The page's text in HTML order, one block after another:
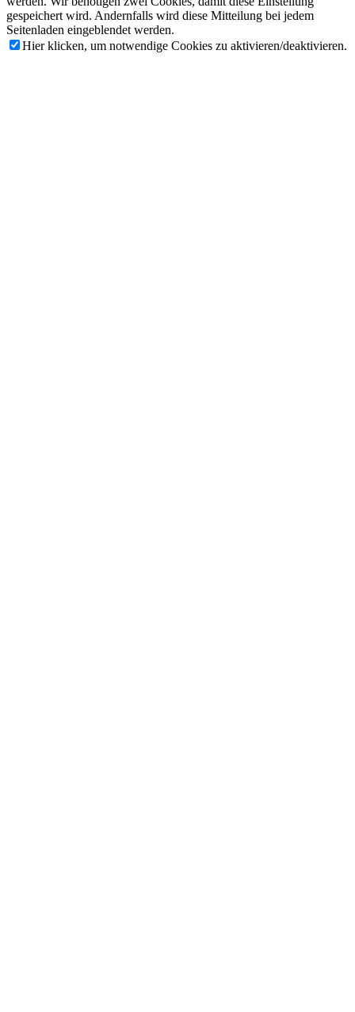
gespeichert wird. Andernfalls wird diese Mitteilung bei jedem
Seitenladen eingeblendet werden.
Hier klicken, um notwendige Cookies zu aktivieren/deaktivieren.